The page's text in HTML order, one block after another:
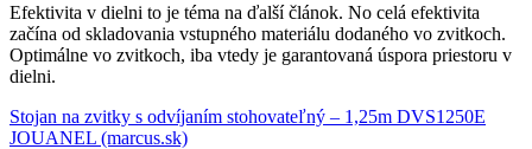
Efektivita v dielni to je téma na ďalší článok. No celá efektivita
začína od skladovania vstupného materiálu dodaného vo zvitkoch.
Optimálne vo zvitkoch, iba vtedy je garantovaná úspora priestoru v
dielni.
Stojan na zvitky s odvíjaním stohovateľný – 1,25m DVS1250E
JOUANEL (marcus.sk)